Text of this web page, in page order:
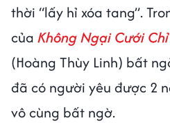
thời “lấy hỉ xóa tang”.
của Không Ngại Cưới
(Hoàng Thùy Linh) bất
đã có người yêu được 2
vô cùng bất ngờ.